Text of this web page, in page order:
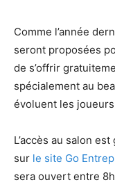
Comme l’année
seront proposées
de s’offrir
spécialement au
évoluent les
L’accès au salon
sur le site Go
sera ouvert entre